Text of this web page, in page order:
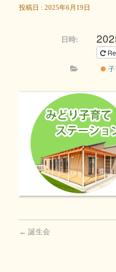
投稿日 : 2025年6月19日
日時:
← 誕生会